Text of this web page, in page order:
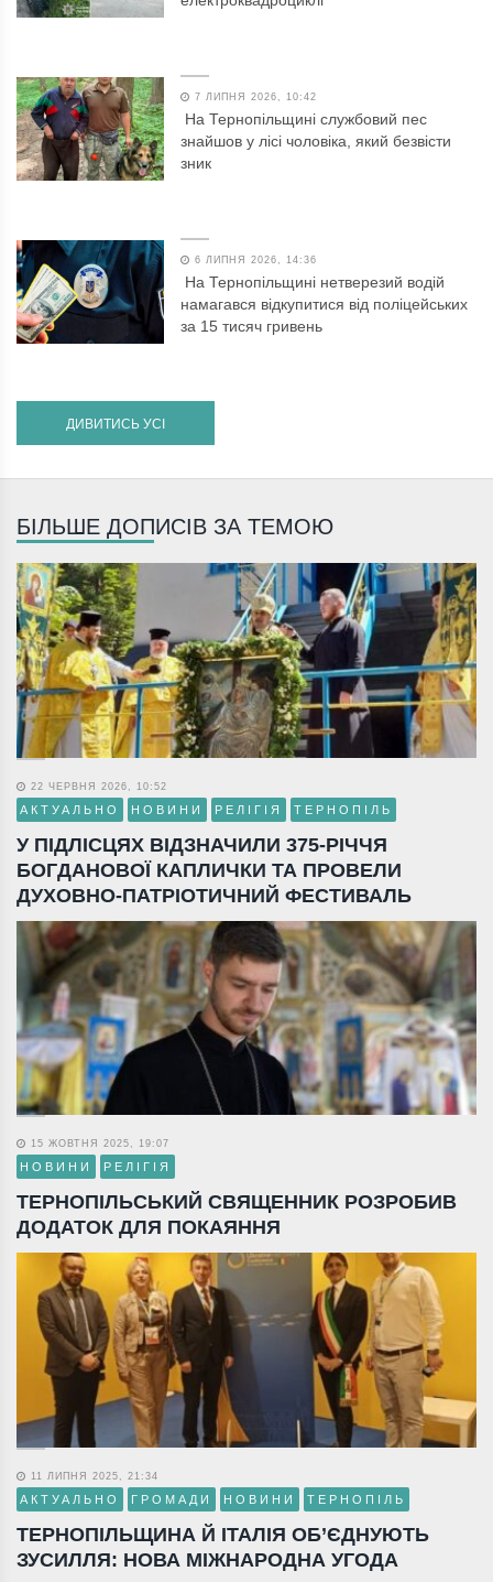
7 ЛИПНЯ 2026, 10:42
На Тернопільщині службовий пес
знайшов у лісі чоловіка, який безвісти
зник
6 ЛИПНЯ 2026, 14:36
На Тернопільщині нетверезий водій
намагався відкупитися від поліцейських
за 15 тисяч гривень
ДИВИТИСЬ УСІ
БІЛЬШЕ ДОПИСІВ ЗА ТЕМОЮ
22 ЧЕРВНЯ 2026, 10:52
АКТУАЛЬНО НОВИНИ РЕЛІГІЯ ТЕРНОПІЛЬ
У ПІДЛІСЦЯХ ВІДЗНАЧИЛИ 375-РІЧЧЯ
БОГДАНОВОЇ КАПЛИЧКИ ТА ПРОВЕЛИ
ДУХОВНО-ПАТРІОТИЧНИЙ ФЕСТИВАЛЬ
15 ЖОВТНЯ 2025, 19:07
НОВИНИ РЕЛІГІЯ
ТЕРНОПІЛЬСЬКИЙ СВЯЩЕННИК РОЗРОБИВ
ДОДАТОК ДЛЯ ПОКАЯННЯ
11 ЛИПНЯ 2025, 21:34
АКТУАЛЬНО ГРОМАДИ НОВИНИ ТЕРНОПІЛЬ
ТЕРНОПІЛЬЩИНА Й ІТАЛІЯ ОБ’ЄДНУЮТЬ
ЗУСИЛЛЯ: НОВА МІЖНАРОДНА УГОДА